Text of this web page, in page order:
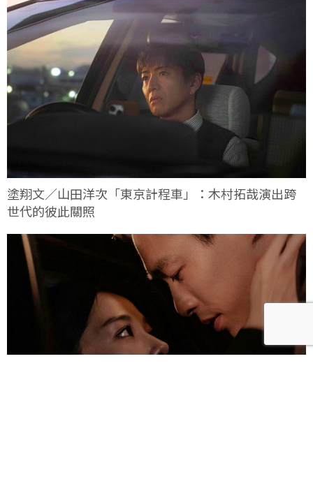
塗翔文／山田洋次「東京計程車」：木村拓哉演出跨
世代的彼此關照